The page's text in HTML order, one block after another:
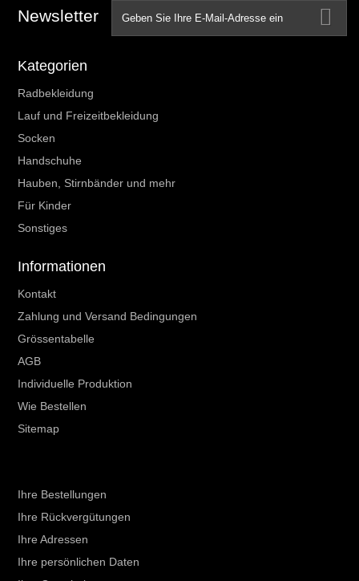
Newsletter
Kategorien
Radbekleidung
Lauf und Freizeitbekleidung
Socken
Handschuhe
Hauben, Stirnbänder und mehr
Für Kinder
Sonstiges
Informationen
Kontakt
Zahlung und Versand Bedingungen
Grössentabelle
AGB
Individuelle Produktion
Wie Bestellen
Sitemap
Ihre Bestellungen
Ihre Rückvergütungen
Ihre Adressen
Ihre persönlichen Daten